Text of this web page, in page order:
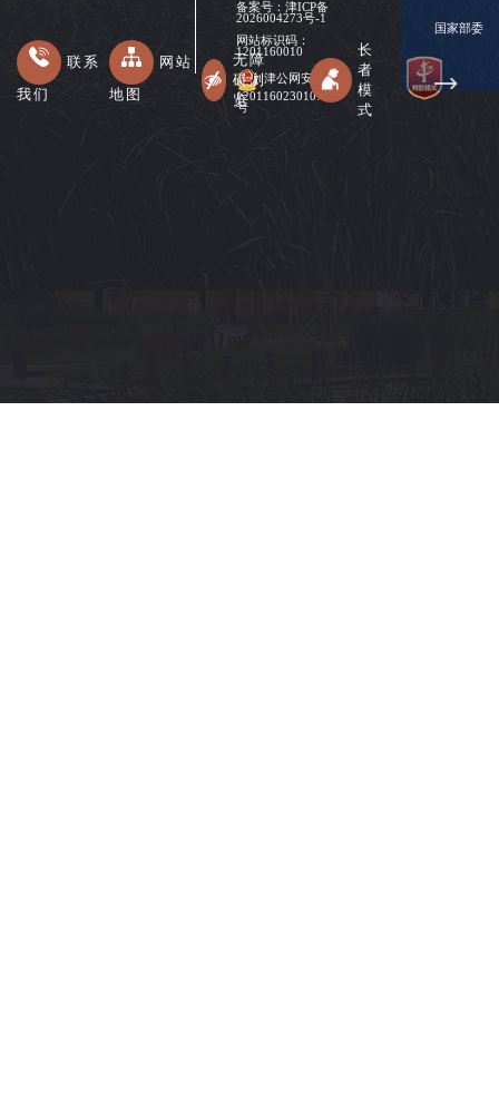
备案号： 津ICP备
2026004273号-1
网站标识码：
1201160010
津公网安备
12011602301078
号
联系
我们
网站
地图
无障
碍浏
览
长
者
模
式
国家部委